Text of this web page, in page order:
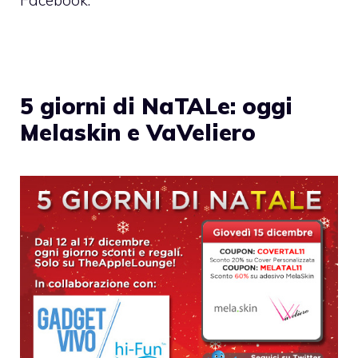
5 giorni di NaTALe: oggi
Melaskin e VaVeliero